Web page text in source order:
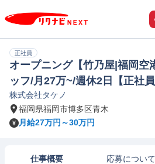
正社員
オープニング【竹乃屋|福岡空
ッフ/月27万~/週休2日【正社員
株式会社タケノ
福岡県福岡市博多区青木
月給27万円～30万円
仕事概要 応募について